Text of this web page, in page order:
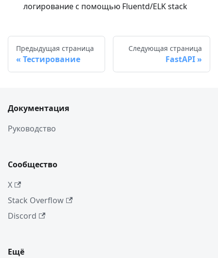
логирование с помощью Fluentd/ELK stack
Предыдущая страница
Тестирование
Следующая страница
FastAPI
Документация
Руководство
Сообщество
X
Stack Overflow
Discord
Ещё